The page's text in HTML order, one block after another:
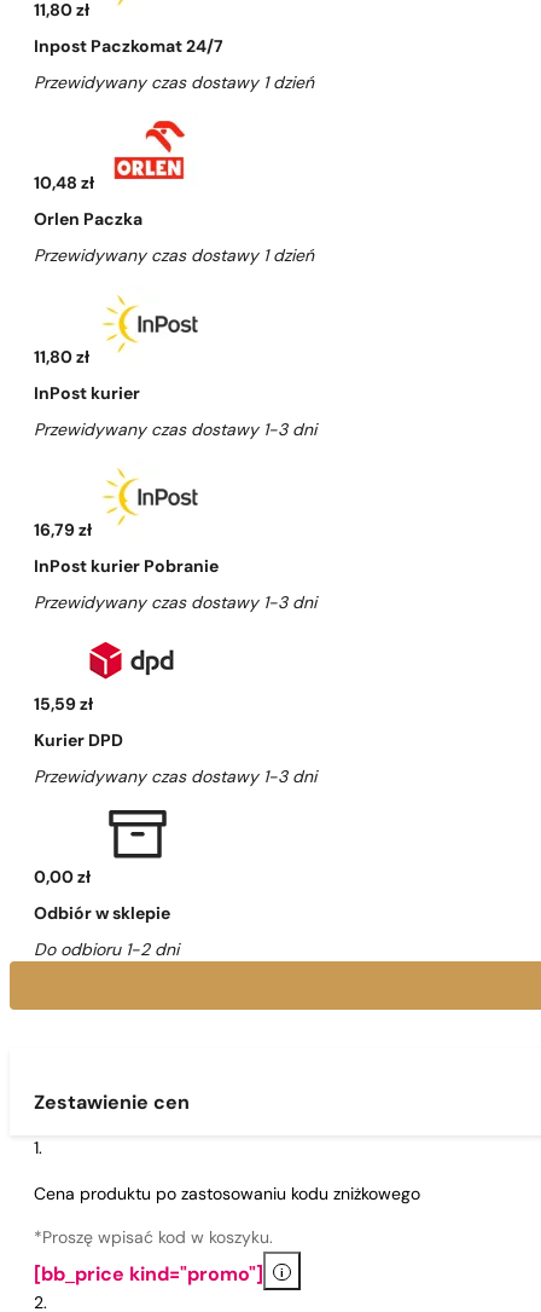
11,80 zł
Inpost Paczkomat 24/7
Przewidywany czas dostawy 1 dzień
10,48 zł
Orlen Paczka
Przewidywany czas dostawy 1 dzień
11,80 zł
InPost kurier
Przewidywany czas dostawy 1-3 dni
16,79 zł
InPost kurier Pobranie
Przewidywany czas dostawy 1-3 dni
15,59 zł
Kurier DPD
Przewidywany czas dostawy 1-3 dni
0,00 zł
Odbiór w sklepie
Do odbioru 1-2 dni
Zestawienie cen
Cena produktu po zastosowaniu kodu zniżkowego
*Proszę wpisać kod w koszyku.
[bb_price kind="promo"] i